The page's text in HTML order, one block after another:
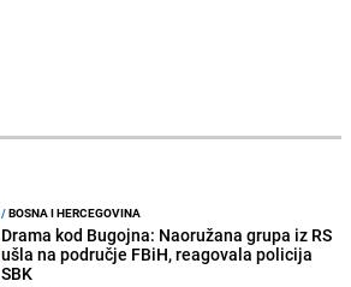
/BOSNA I HERCEGOVINA
Drama kod Bugojna: Naoružana grupa iz RS
ušla na područje FBiH, reagovala policija
SBK